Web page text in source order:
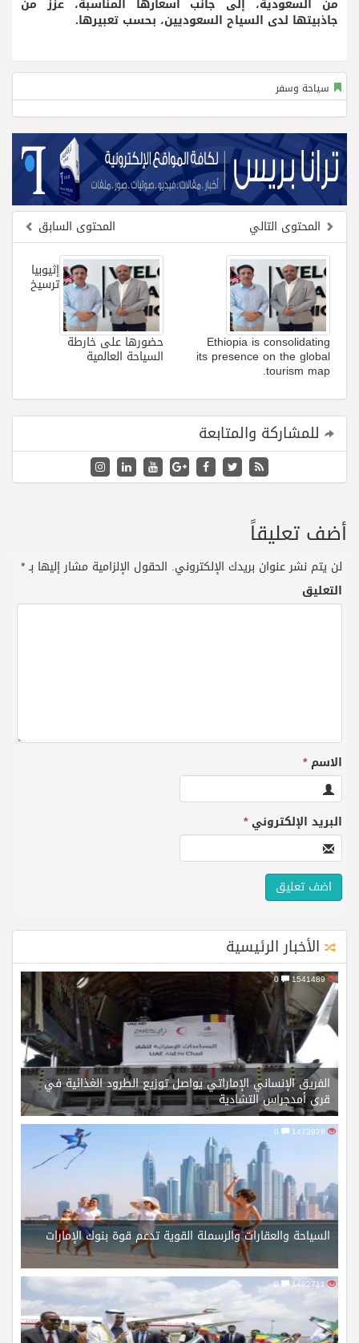
جاذبيتها لدى السياح السعوديين، بحسب تعبيرها.
سياحة وسفر
المحتوى السابق
المحتوى التالي
إثيوبيا
ترسيخ
حضورها على خارطة
السياحة العالمية
Ethiopia is consolidating
its presence on the global
tourism map.
للمشاركة والمتابعة
أضف تعليقاً
لن يتم نشر عنوان بريدك الإلكتروني. الحقول الإلزامية مشار إليها بـ*
التعليق
الاسم*
البريد الإلكتروني*
الأخبار الرئيسية
1541489
الفريق الإنساني الإماراتي يواصل توزيع الطرود الغذائية في
قرى أمدجراس التشادية
1473928
السياحة والعقارات والرسملة القوية تدعم قوة بنوك الإمارات
1482711
0